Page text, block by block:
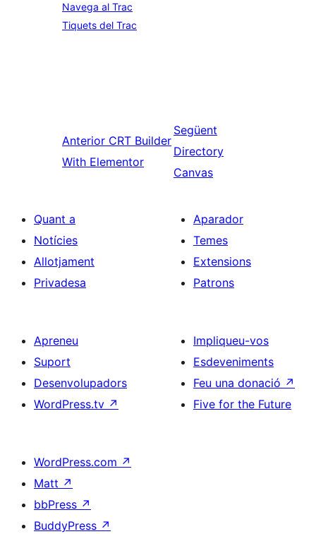
Navega al Trac
Tiquets del Trac
Anterior CRT Builder
With Elementor
Següent
Directory
Canvas
Quant a
Notícies
Allotjament
Privadesa
Aparador
Temes
Extensions
Patrons
Apreneu
Suport
Desenvolupadors
WordPress.tv ↗
Impliqueu-vos
Esdeveniments
Feu una donació ↗
Five for the Future
WordPress.com ↗
Matt ↗
bbPress ↗
BuddyPress ↗